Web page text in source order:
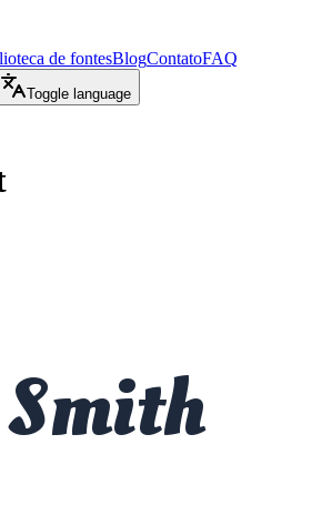
de fontesBlogContatoFAQ
Toggle language